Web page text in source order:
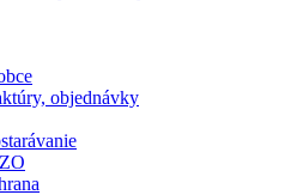
objednávky